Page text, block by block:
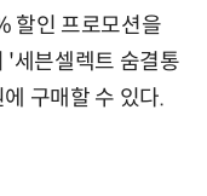
할인 프로모션을
'세븐셀렉트 숨결통
구매할 수 있다.